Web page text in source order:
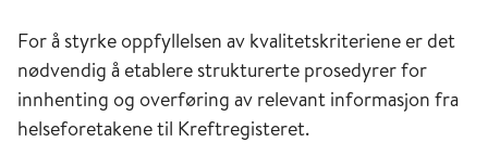
For å styrke oppfyllelsen av kvalitetskriteriene er det
nødvendig å etablere strukturerte prosedyrer for
innhenting og overføring av relevant informasjon fra
helseforetakene til Kreftregisteret.